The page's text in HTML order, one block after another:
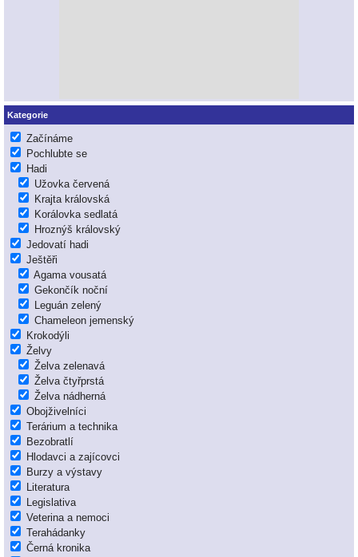
Kategorie
Začínáme
Pochlubte se
Hadi
Užovka červená
Krajta královská
Korálovka sedlatá
Hroznýš královský
Jedovatí hadi
Ještěři
Agama vousatá
Gekončík noční
Leguán zelený
Chameleon jemenský
Krokodýli
Želvy
Želva zelenavá
Želva čtyřprstá
Želva nádherná
Obojživelníci
Terárium a technika
Bezobratlí
Hlodavci a zajícovci
Burzy a výstavy
Literatura
Legislativa
Veterina a nemoci
Terahádanky
Černá kronika